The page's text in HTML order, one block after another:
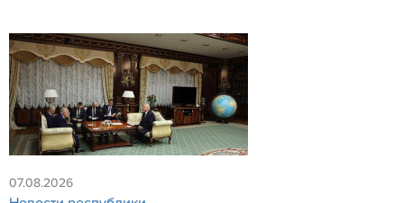
07.08.2026